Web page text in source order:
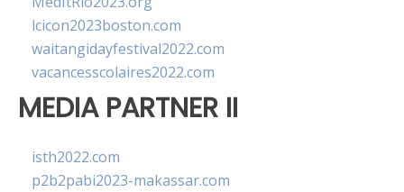
lcicon2023boston.com
waitangidayfestival2022.com
vacancesscolaires2022.com
MEDIA PARTNER II
isth2022.com
p2b2pabi2023-makassar.com